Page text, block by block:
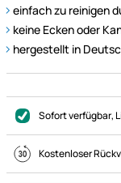
einfach zu reinigen
keine Ecken oder
hergestellt in
Sofort verfügbar,
Kostenloser